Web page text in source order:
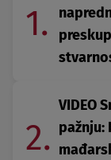
1.
2.
VIDEO
pažnju: